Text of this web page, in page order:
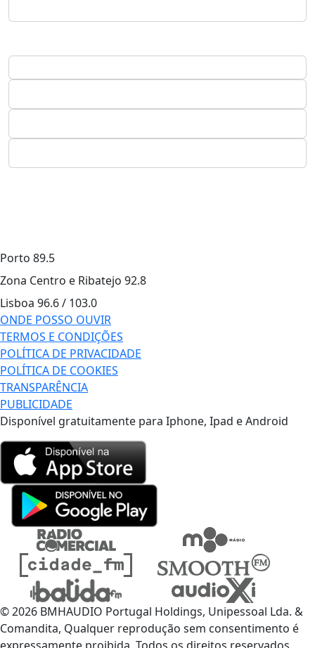
Porto 89.5
Zona Centro e Ribatejo 92.8
Lisboa 96.6 / 103.0
ONDE POSSO OUVIR
TERMOS E CONDIÇÕES
POLÍTICA DE PRIVACIDADE
POLÍTICA DE COOKIES
TRANSPARÊNCIA
PUBLICIDADE
Disponível gratuitamente para Iphone, Ipad e Android
© 2026 BMHAUDIO Portugal Holdings, Unipessoal Lda. &
Comandita, Qualquer reprodução sem consentimento é